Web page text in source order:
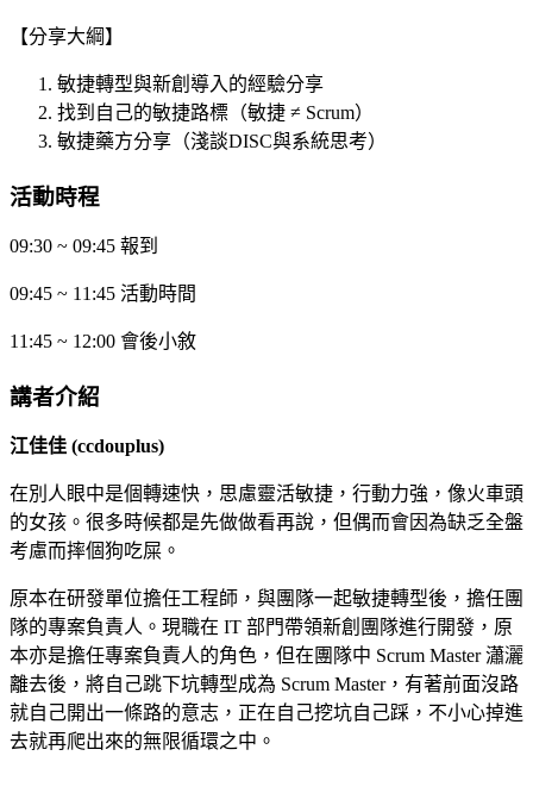
【分享大綱】
敏捷轉型與新創導入的經驗分享
找到自己的敏捷路標（敏捷 ≠ Scrum）
敏捷藥方分享（淺談DISC與系統思考）
活動時程
09:30 ~ 09:45 報到
09:45 ~ 11:45 活動時間
11:45 ~ 12:00 會後小敘
講者介紹
江佳佳 (ccdouplus)
在別人眼中是個轉速快，思慮靈活敏捷，行動力強，像火車頭
的女孩。很多時候都是先做做看再說，但偶而會因為缺乏全盤
考慮而摔個狗吃屎。
原本在研發單位擔任工程師，與團隊一起敏捷轉型後，擔任團
隊的專案負責人。現職在 IT 部門帶領新創團隊進行開發，原
本亦是擔任專案負責人的角色，但在團隊中 Scrum Master 瀟灑
離去後，將自己跳下坑轉型成為 Scrum Master，有著前面沒路
就自己開出一條路的意志，正在自己挖坑自己踩，不小心掉進
去就再爬出來的無限循環之中。